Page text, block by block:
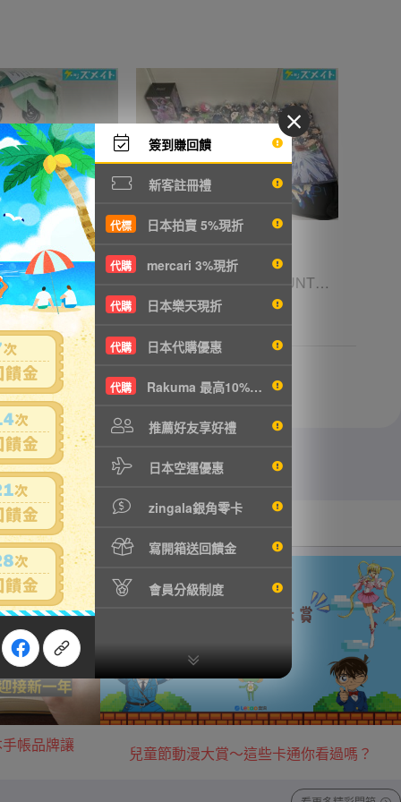
簽到賺回饋
新客註冊禮
代標 日本拍賣 5%現折
代購 mercari 3%現折
代購 日本樂天現折
代購 日本代購優惠
代購 Rakuma 最高10%現折
推薦好友享好禮
日本空運優惠
zingala銀角零卡
寫開箱送回饋金
會員分級制度
12【同梱不可/現状】 HUNTER×HUNTER グッズ まとめ売り 紙類、マスコット 他
5250円 NT1136
機車用品
帳品牌讓 兒童節動漫大賞～這些卡通你看過嗎？